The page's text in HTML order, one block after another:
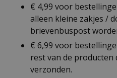
€ 4,99 voor
alleen kleine zakjes /
brievenbuspost
€ 6,99 voor
rest van de
verzonden.